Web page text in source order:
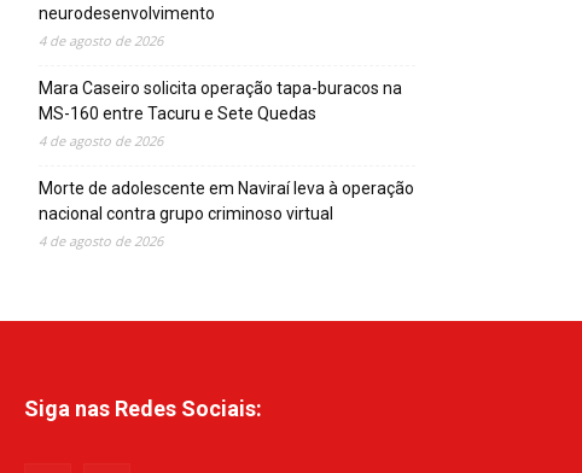
neurodesenvolvimento
4 de agosto de 2026
Mara Caseiro solicita operação tapa-buracos na
MS-160 entre Tacuru e Sete Quedas
4 de agosto de 2026
Morte de adolescente em Naviraí leva à operação
nacional contra grupo criminoso virtual
4 de agosto de 2026
Siga nas Redes Sociais: